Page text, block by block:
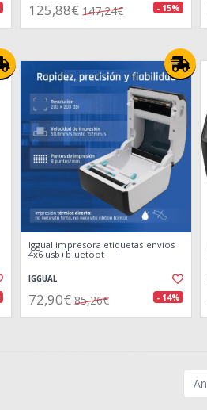
125,88€ 147,24€ - 15%
Iggual impresora etiquetas envíos
4x6 usb+bluetoot
IGGUAL
72,90€ 85,26€ - 14%